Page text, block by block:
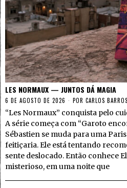
LES NORMAUX — JUNTOS DÁ MAGIA
6 DE AGOSTO DE 2026 POR CARLOS BARROS
“Les Normaux” conquista pelo
A série começa com “Garoto
Sébastien se muda para uma
feitiçaria. Ele está tentando
sente deslocado. Então conhece
misterioso, em uma noite que